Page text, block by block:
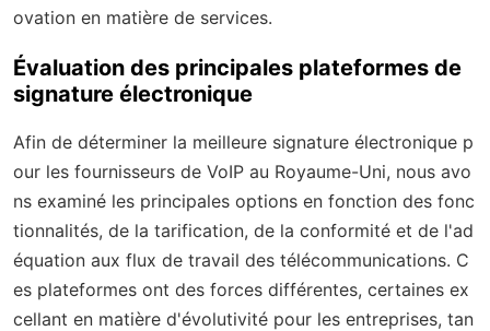
ovation en matière de services.
Évaluation des principales plateformes de
signature électronique
Afin de déterminer la meilleure signature électronique p
our les fournisseurs de VoIP au Royaume-Uni, nous avo
ns examiné les principales options en fonction des fonc
tionnalités, de la tarification, de la conformité et de l'ad
équation aux flux de travail des télécommunications. C
es plateformes ont des forces différentes, certaines ex
cellant en matière d'évolutivité pour les entreprises, tan